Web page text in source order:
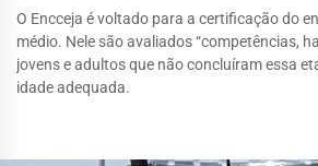
O Encceja é voltado para a certificação do
médio. Nele são avaliados “competências,
jovens e adultos que não concluíram essa
idade adequada.